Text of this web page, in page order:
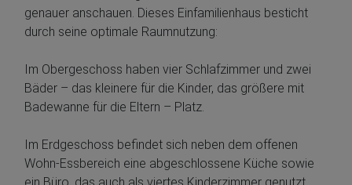
genauer anschauen. Dieses Einfamilienhaus besticht
durch seine optimale Raumnutzung:
Im Obergeschoss haben vier Schlafzimmer und zwei
Bäder – das kleinere für die Kinder, das größere mit
Badewanne für die Eltern – Platz.
Im Erdgeschoss befindet sich neben dem offenen
Wohn-Essbereich eine abgeschlossene Küche sowie